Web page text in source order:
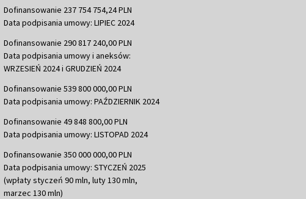
Dofinansowanie 237 754 754,24 PLN
Data podpisania umowy: LIPIEC 2024
Dofinansowanie 290 817 240,00 PLN
Data podpisania umowy i aneksów:
WRZESIEŃ 2024 i GRUDZIEŃ 2024
Dofinansowanie 539 800 000,00 PLN
Data podpisania umowy: PAŹDZIERNIK 2024
Dofinansowanie 49 848 800,00 PLN
Data podpisania umowy: LISTOPAD 2024
Dofinansowanie 350 000 000,00 PLN
Data podpisania umowy: STYCZEŃ 2025
(wpłaty styczeń 90 mln, luty 130 mln,
marzec 130 mln)